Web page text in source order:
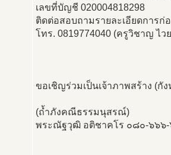
เลขที่บัญชี 020004818298
ติดต่อสอบถามรายละเอียดการก่
โทร. 0819774040 (ครูวิชาญ ไว
ขอเชิญร่วมเป็นเจ้าภาพสร้าง (กั
(ถ้ำภังคณีธรรมนุสรณ์)
พระณัฐวุฒิ อติชาคโร ๐๘๐-๖๖๖